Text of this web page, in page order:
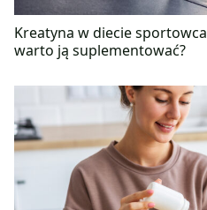
Kreatyna w diecie
warto ją suplementować?